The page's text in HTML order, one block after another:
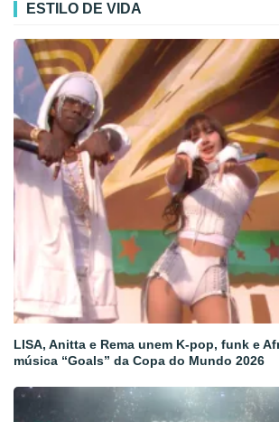
ESTILO DE VIDA
LISA, Anitta e Rema unem K-pop, funk e
música “Goals” da Copa do Mundo 2026